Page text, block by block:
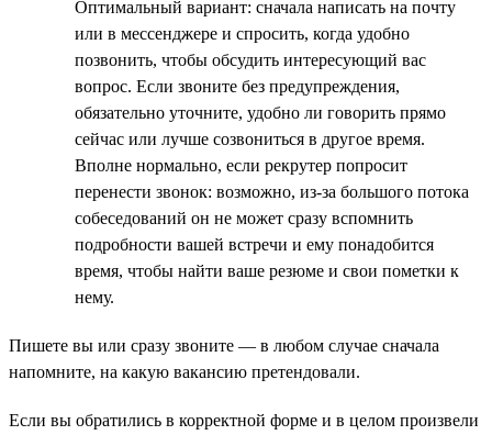
Оптимальный вариант: сначала написать на почту
или в мессенджере и спросить, когда удобно
позвонить, чтобы обсудить интересующий вас
вопрос. Если звоните без предупреждения,
обязательно уточните, удобно ли говорить прямо
сейчас или лучше созвониться в другое время.
Вполне нормально, если рекрутер попросит
перенести звонок: возможно, из-за большого потока
собеседований он не может сразу вспомнить
подробности вашей встречи и ему понадобится
время, чтобы найти ваше резюме и свои пометки к
нему.
Пишете вы или сразу звоните — в любом случае сначала
напомните, на какую вакансию претендовали.
Если вы обратились в корректной форме и в целом произвели